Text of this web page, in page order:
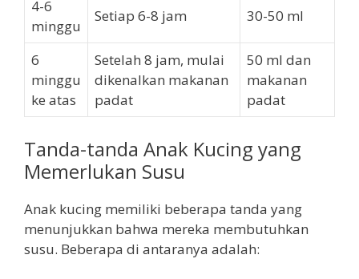
4-6
minggu
Setiap 6-8 jam 30-50 ml
6
minggu
ke atas
Setelah 8 jam, mulai
dikenalkan makanan
padat
50 ml dan
makanan
padat
Tanda-tanda Anak Kucing yang
Memerlukan Susu
Anak kucing memiliki beberapa tanda yang
menunjukkan bahwa mereka membutuhkan
susu. Beberapa di antaranya adalah: